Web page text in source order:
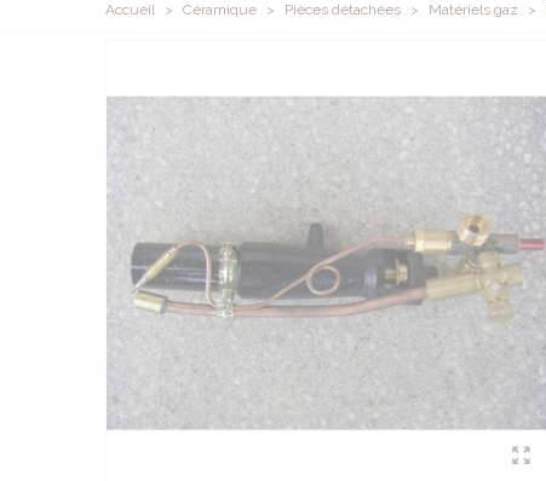
Accueil > Céramique > Pièces détachées > Matériels gaz >